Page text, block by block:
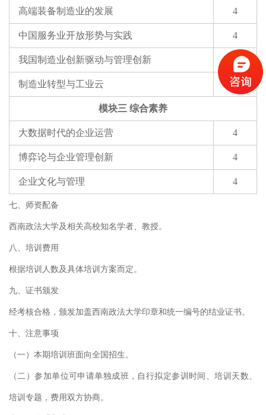
高端装备制造业的发展 4
中国服务业开放形势与实践 4
我国制造业创新驱动与管理创新 4
制造业转型与工业云 4
模块三 综合素养
大数据时代的企业运营 4
博弈论与企业管理创新 4
企业文化与管理 4
七、师资配备
西南政法大学及相关高校知名学者、教授。
八、培训费用
根据培训人数及具体培训方案而定。
九、证书颁发
经考核合格，颁发加盖西南政法大学印章和统一编号的结业证书。
十、注意事项
（一）本期培训班面向全国招生。
（二）参加单位可申请单独成班，自行拟定参训时间、培训天数、
培训专题，费用双方协商。